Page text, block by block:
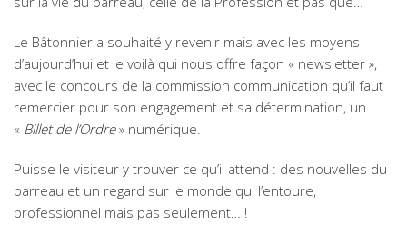
Le Bâtonnier a souhaité y revenir mais avec les moyens
d’aujourd’hui et le voilà qui nous offre façon « newsletter »,
avec le concours de la commission communication qu’il faut
remercier pour son engagement et sa détermination, un
« Billet de l’Ordre» numérique.
Puisse le visiteur y trouver ce qu’il attend : des nouvelles du
barreau et un regard sur le monde qui l’entoure,
professionnel mais pas seulement… !